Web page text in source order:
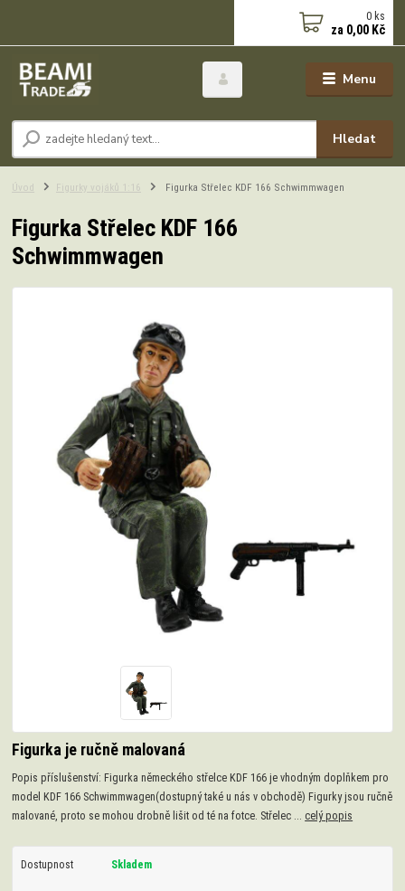
Menu
Hledat
0 ks
za 0,00 Kč
Úvod Figurky vojáků 1:16 Figurka Střelec KDF 166 Schwimmwagen
Figurka Střelec KDF 166
Schwimmwagen
Figurka je ručně malovaná
Popis příslušenství: Figurka německého střelce KDF 166 je vhodným doplňkem pro
model KDF 166 Schwimmwagen(dostupný také u nás v obchodě) Figurky jsou ručně
malované, proto se mohou drobně lišit od té na fotce. Střelec ... celý popis
Dostupnost Skladem